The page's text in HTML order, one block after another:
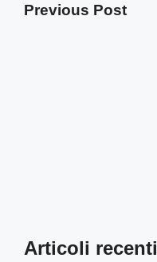
Previous Post
Articoli recenti